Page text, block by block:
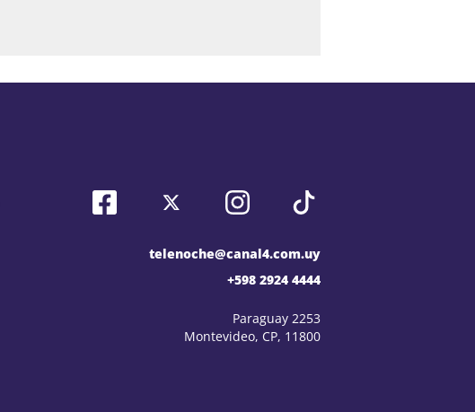
telenoche@canal4.com.uy
+598 2924 4444
Paraguay 2253
Montevideo, CP, 11800